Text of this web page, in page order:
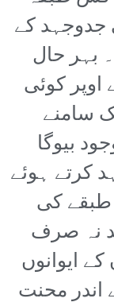
جدوجہد کے
بہر حال
کوئی
سامنے
بیوگا
کرتے ہوئے
کی
نہ صرف
ایوانوں
اندر محنت